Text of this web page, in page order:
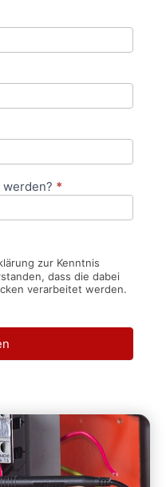
*
zur Kenntnis
dass die dabei
verarbeitet werden.